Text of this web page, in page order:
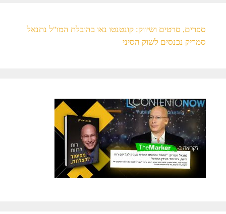
ספרים, סרטים ושיווק: קונטנטו נאו בהובלת המו"ל נתנאל
סמריק נכנסים לשוק הסיני​